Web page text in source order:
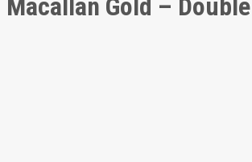
Macallan Gold –